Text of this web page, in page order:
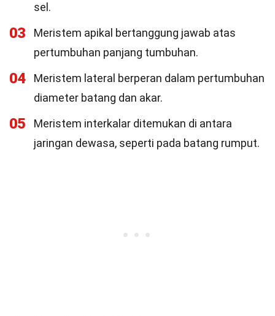
sel.
03
Meristem apikal bertanggung jawab atas
pertumbuhan panjang tumbuhan.
04
Meristem lateral berperan dalam pertumbuhan
diameter batang dan akar.
05
Meristem interkalar ditemukan di antara
jaringan dewasa, seperti pada batang rumput.